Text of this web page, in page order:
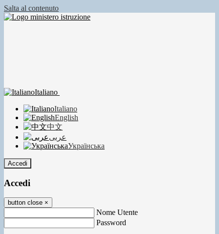
Salta al contenuto
Italiano
Italiano
English
中文
عربى
Українська
Accedi
Accedi
button close ×
Nome Utente
Password